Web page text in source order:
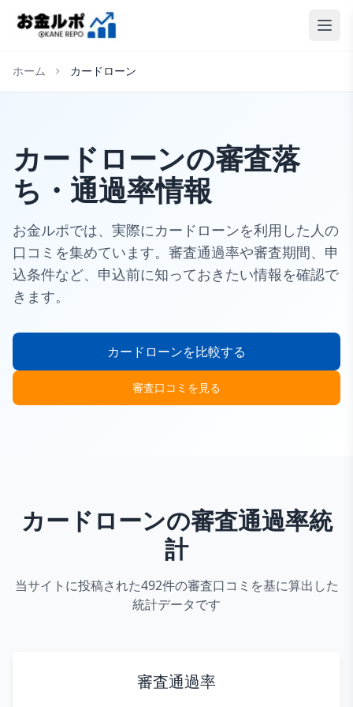
ホーム カードローン
カードローンの審査落
ち・通過率情報
お金ルポでは、実際にカードローンを利用した人の
口コミを集めています。審査通過率や審査期間、申
込条件など、申込前に知っておきたい情報を確認で
きます。
カードローンを比較する
審査口コミを見る
カードローンの審査通過率統
計
当サイトに投稿された492件の審査口コミを基に算出した
統計データです
審査通過率